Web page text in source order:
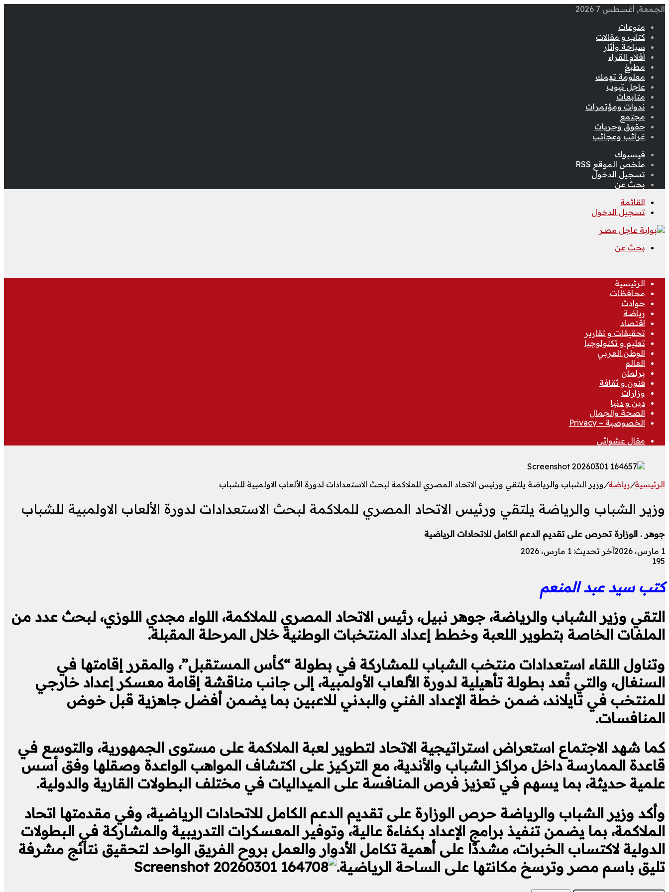
الجمعة, أغسطس 7 2026
منوعات
كتاب و مقالات
سياحة وأثار
أقلام القراء
مطبخ
معلومة تهمك
عاجل تيوب
متابعات
ندوات ومؤتمرات
مجتمع
حقوق وحريات
غرائب وعجائب
فيسبوك
ملخص الموقع RSS
تسجيل الدخول
بحث عن
القائمة
تسجيل الدخول
بحث عن
الرئيسية
محافظات
حوادث
رياضة
اقتصاد
تحقيقات و تقارير
تعليم و تكنولوجيا
الوطن العربي
العالم
برلمان
فنون و ثقافة
وزارات
دين و دنيا
الصحة والجمال
الخصوصية – Privacy
مقال عشوائي
الرئيسية/رياضة/وزير الشباب والرياضة يلتقي ورئيس الاتحاد المصري للملاكمة لبحث الاستعدادات لدورة الألعاب الاولمبية للشباب
وزير الشباب والرياضة يلتقي ورئيس الاتحاد المصري للملاكمة لبحث الاستعدادات لدورة الألعاب الاولمبية للشباب
جوهر . الوزارة تحرص على تقديم الدعم الكامل للاتحادات الرياضية
1 مارس، 2026
آخر تحديث: 1 مارس، 2026
195
كتب سيد عبد المنعم
التقي وزير الشباب والرياضة، جوهر نبيل، رئيس الاتحاد المصري للملاكمة، اللواء مجدي اللوزي، لبحث عدد من
الملفات الخاصة بتطوير اللعبة وخطط إعداد المنتخبات الوطنية خلال المرحلة المقبلة.
وتناول اللقاء استعدادات منتخب الشباب للمشاركة في بطولة “كأس المستقبل”، والمقرر إقامتها في
السنغال، والتي تُعد بطولة تأهيلية لدورة الألعاب الأولمبية، إلى جانب مناقشة إقامة معسكر إعداد خارجي
للمنتخب في تايلاند، ضمن خطة الإعداد الفني والبدني للاعبين بما يضمن أفضل جاهزية قبل خوض
المنافسات.
كما شهد الاجتماع استعراض استراتيجية الاتحاد لتطوير لعبة الملاكمة على مستوى الجمهورية، والتوسع في
قاعدة الممارسة داخل مراكز الشباب والأندية، مع التركيز على اكتشاف المواهب الواعدة وصقلها وفق أسس
علمية حديثة، بما يسهم في تعزيز فرص المنافسة على الميداليات في مختلف البطولات القارية والدولية.
وأكد وزير الشباب والرياضة حرص الوزارة على تقديم الدعم الكامل للاتحادات الرياضية، وفي مقدمتها اتحاد
الملاكمة، بما يضمن تنفيذ برامج الإعداد بكفاءة عالية، وتوفير المعسكرات التدريبية والمشاركة في البطولات
الدولية لاكتساب الخبرات، مشددًا على أهمية تكامل الأدوار والعمل بروح الفريق الواحد لتحقيق نتائج مشرفة
تليق باسم مصر وترسخ مكانتها على الساحة الرياضية.